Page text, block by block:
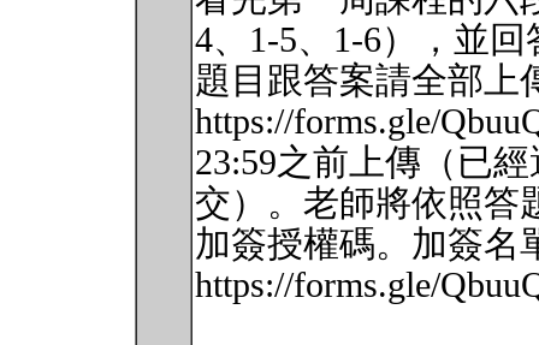
4、1-5、1-6），並
題目跟答案請全部上
https://forms.gle/
23:59之前上傳（已
交）。老師將依照答
加簽授權碼。加簽名
https://forms.gle/